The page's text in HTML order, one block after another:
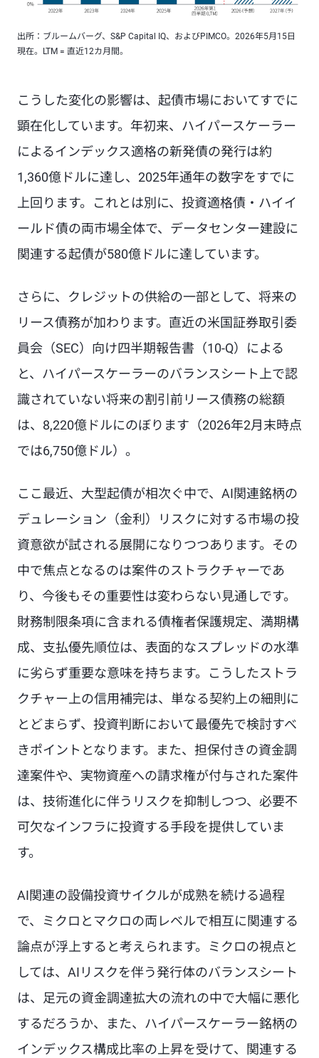
出所：ブルームバーグ、S&P Capital IQ、およびPIMCO。2026年5月15日
現在。LTM = 直近12カ月間。
こうした変化の影響は、起債市場においてすでに
顕在化しています。年初来、ハイパースケーラー
によるインデックス適格の新発債の発行は約
1,360億ドルに達し、2025年通年の数字をすでに
上回ります。これとは別に、投資適格債・ハイイ
ールド債の両市場全体で、データセンター建設に
関連する起債が580億ドルに達しています。
さらに、クレジットの供給の一部として、将来の
リース債務が加わります。直近の米国証券取引委
員会（SEC）向け四半期報告書（10-Q）による
と、ハイパースケーラーのバランスシート上で認
識されていない将来の割引前リース債務の総額
は、8,220億ドルにのぼります（2026年2月末時点
では6,750億ドル）。
ここ最近、大型起債が相次ぐ中で、AI関連銘柄の
デュレーション（金利）リスクに対する市場の投
資意欲が試される展開になりつつあります。その
中で焦点となるのは案件のストラクチャーであ
り、今後もその重要性は変わらない見通しです。
財務制限条項に含まれる債権者保護規定、満期構
成、支払優先順位は、表面的なスプレッドの水準
に劣らず重要な意味を持ちます。こうしたストラ
クチャー上の信用補完は、単なる契約上の細則に
とどまらず、投資判断において最優先で検討すべ
きポイントとなります。また、担保付きの資金調
達案件や、実物資産への請求権が付与された案件
は、技術進化に伴うリスクを抑制しつつ、必要不
可欠なインフラに投資する手段を提供していま
す。
AI関連の設備投資サイクルが成熟を続ける過程
で、ミクロとマクロの両レベルで相互に関連する
論点が浮上すると考えられます。ミクロの視点と
しては、AIリスクを伴う発行体のバランスシート
は、足元の資金調達拡大の流れの中で大幅に悪化
するだろうか、また、ハイパースケーラー銘柄の
インデックス構成比率の上昇を受けて、関連する